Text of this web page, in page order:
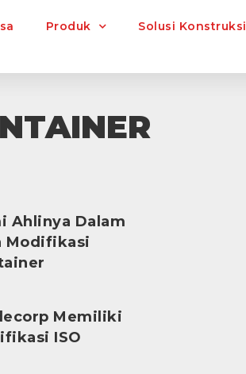
Produk Solusi Konstruksi
Ahlinya Dalam
Modifikasi
Memiliki
ISO